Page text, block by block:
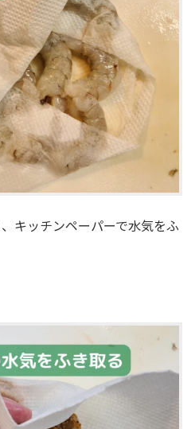
キッチンペーパーで水気をふ